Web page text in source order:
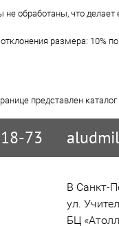
не обработаны, что
размера: 10%
представлен
73
В Санкт-
ул.
БЦ